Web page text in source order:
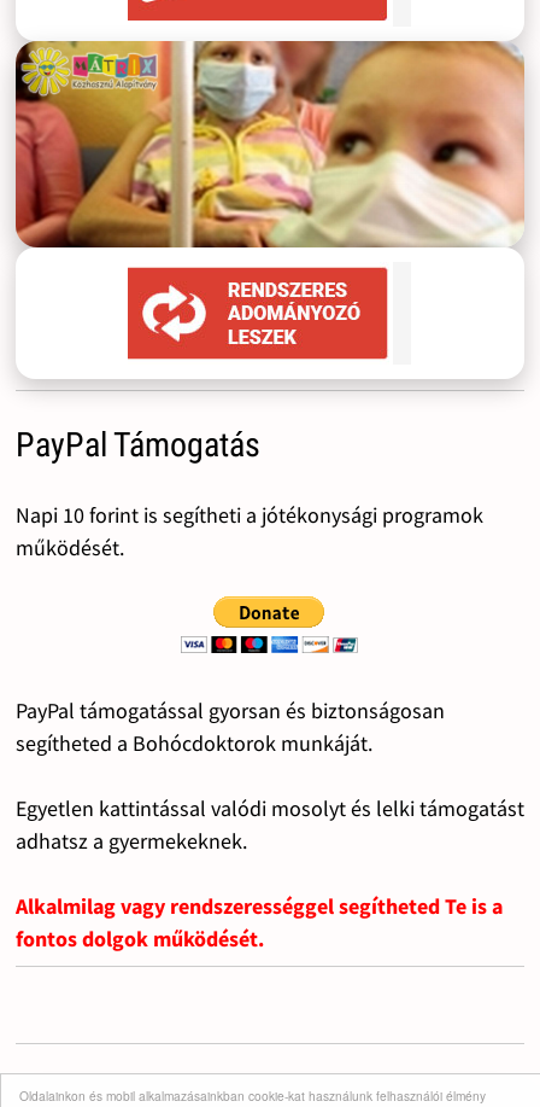
Oldalainkon és mobil alkalmazásainkban cookie-kat használunk felhasználói élmény
PayPal Támogatás
Napi 10 forint is segítheti a jótékonysági programok
működését.
PayPal támogatással gyorsan és biztonságosan
segítheted a Bohócdoktorok munkáját.
Egyetlen kattintással valódi mosolyt és lelki támogatást
adhatsz a gyermekeknek.
Alkalmilag vagy rendszerességgel segítheted Te is a
fontos dolgok működését.